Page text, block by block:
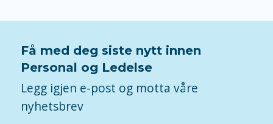
Få med deg siste nytt innen
Personal og Ledelse
Legg igjen e-post og motta våre
nyhetsbrev